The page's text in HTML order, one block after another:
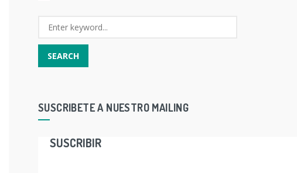
SUSCRIBETE A NUESTRO MAILING
SUSCRIBIR